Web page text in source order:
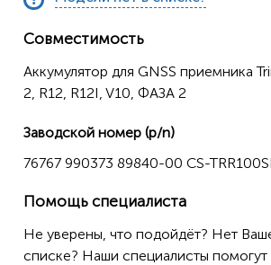
Совместимость
Аккумулятор для GNSS приемника
2, R12, R12I, V10, ФАЗА 2
Заводской номер (p/n)
76767 990373 89840-00 CS-
Помощь специалиста
Не уверены, что подойдёт? Нет
списке? Наши специалисты